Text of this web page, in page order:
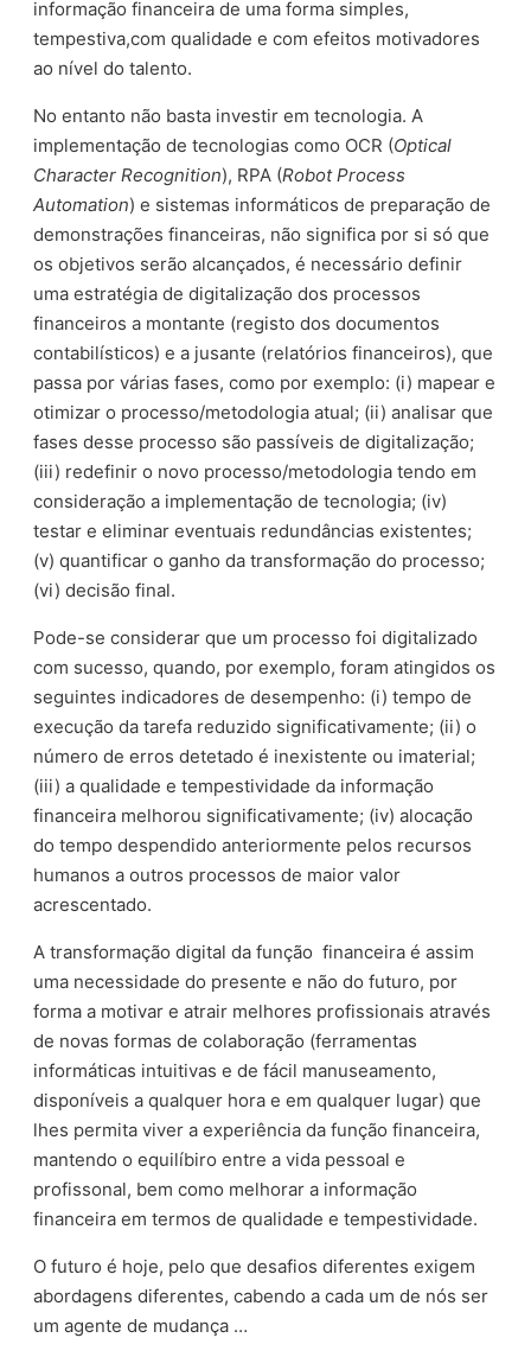
informação financeira de uma forma simples,
tempestiva,com qualidade e com efeitos motivadores
ao nível do talento.
No entanto não basta investir em tecnologia. A
implementação de tecnologias como OCR (Optical
Character Recognition), RPA (Robot Process
Automation) e sistemas informáticos de preparação de
demonstrações financeiras, não significa por si só que
os objetivos serão alcançados, é necessário definir
uma estratégia de digitalização dos processos
financeiros a montante (registo dos documentos
contabilísticos) e a jusante (relatórios financeiros), que
passa por várias fases, como por exemplo: (i) mapear e
otimizar o processo/metodologia atual; (ii) analisar que
fases desse processo são passíveis de digitalização;
(iii) redefinir o novo processo/metodologia tendo em
consideração a implementação de tecnologia; (iv)
testar e eliminar eventuais redundâncias existentes;
(v) quantificar o ganho da transformação do processo;
(vi) decisão final.
Pode-se considerar que um processo foi digitalizado
com sucesso, quando, por exemplo, foram atingidos os
seguintes indicadores de desempenho: (i) tempo de
execução da tarefa reduzido significativamente; (ii) o
número de erros detetado é inexistente ou imaterial;
(iii) a qualidade e tempestividade da informação
financeira melhorou significativamente; (iv) alocação
do tempo despendido anteriormente pelos recursos
humanos a outros processos de maior valor
acrescentado.
A transformação digital da função financeira é assim
uma necessidade do presente e não do futuro, por
forma a motivar e atrair melhores profissionais através
de novas formas de colaboração (ferramentas
informáticas intuitivas e de fácil manuseamento,
disponíveis a qualquer hora e em qualquer lugar) que
lhes permita viver a experiência da função financeira,
mantendo o equilíbiro entre a vida pessoal e
profissonal, bem como melhorar a informação
financeira em termos de qualidade e tempestividade.
O futuro é hoje, pelo que desafios diferentes exigem
abordagens diferentes, cabendo a cada um de nós ser
um agente de mudança …